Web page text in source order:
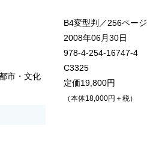
市・文化
B4変型判／256ページ
2008年06月30日
978-4-254-16747-4
C3325
定価19,800円
（本体18,000円＋税）